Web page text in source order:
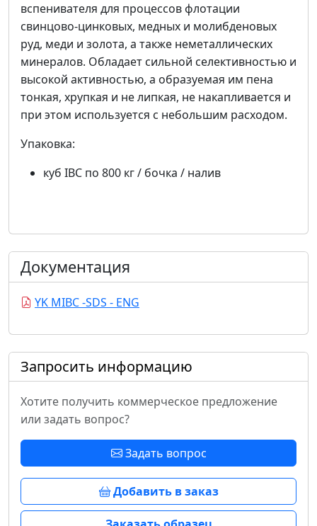
вспенивателя для процессов флотации
свинцово-цинковых, медных и молибденовых
руд, меди и золота, а также неметаллических
минералов. Обладает сильной селективностью и
высокой активностью, а образуемая им пена
тонкая, хрупкая и не липкая, не накапливается и
при этом используется с небольшим расходом.
Упаковка:
куб IBC по 800 кг / бочка / налив
Документация
YK MIBC -SDS - ENG
Запросить информацию
Хотите получить коммерческое предложение
или задать вопрос?
Задать вопрос
Добавить в заказ